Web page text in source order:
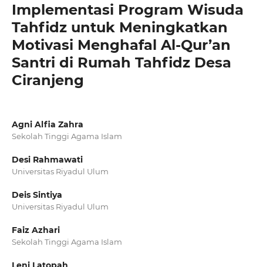
Implementasi Program Wisuda
Tahfidz untuk Meningkatkan
Motivasi Menghafal Al-Qur’an
Santri di Rumah Tahfidz Desa
Ciranjeng
Agni Alfia Zahra
Sekolah Tinggi Agama Islam
Desi Rahmawati
Universitas Riyadul Ulum
Deis Sintiya
Universitas Riyadul Ulum
Faiz Azhari
Sekolah Tinggi Agama Islam